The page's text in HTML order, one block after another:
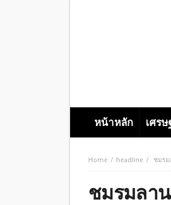
หน้าหลัก เศรษ
Home headline ชมร
ชมรมลา